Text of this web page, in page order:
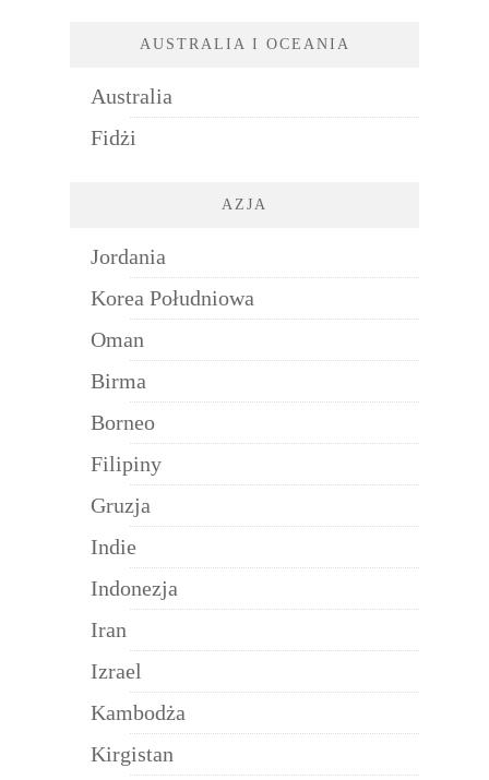
AUSTRALIA I OCEANIA
Australia
Fidżi
AZJA
Jordania
Korea Południowa
Oman
Birma
Borneo
Filipiny
Gruzja
Indie
Indonezja
Iran
Izrael
Kambodża
Kirgistan